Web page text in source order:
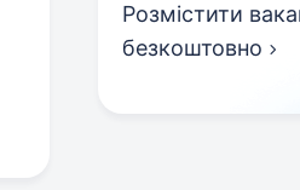
Розмістити
безкоштовно